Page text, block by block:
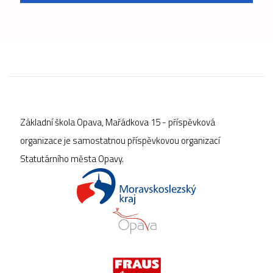
Základní škola Opava, Mařádkova 15 - příspěvková
organizace je samostatnou příspěvkovou organizací
Statutárního města Opavy.